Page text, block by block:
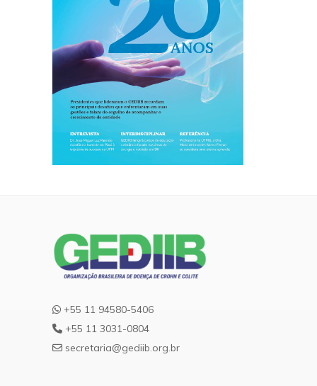
+55 11 94580-5406
+55 11 3031-0804
secretaria@gediib.org.br